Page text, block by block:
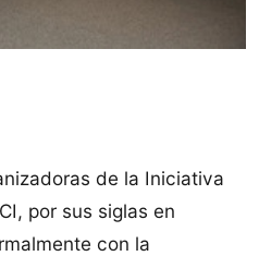
de la Iniciativa
por sus siglas en
con la